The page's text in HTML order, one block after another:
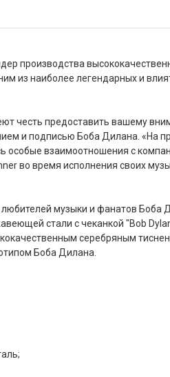
производства
из наиболее легендарных и
честь предоставить вашему
и подписью Боба Дилана. «На
особые взаимоотношения с
во время исполнения своих
музыки и фанатов Боба
стали с чеканкой "Bob
серебряным
Боба Дилана.